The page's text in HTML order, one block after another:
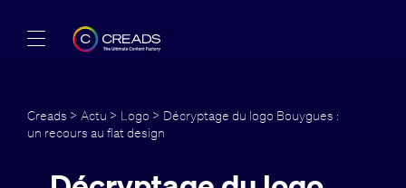
Offres
Creads > Actu > Logo > Décryptage du logo Bouygues :
un recours au flat design